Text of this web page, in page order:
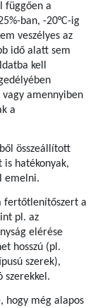
függően a
ban, -20°C-ig
veszélyes az
idő alatt sem
kell
amennyiben
a
összeállított
hatékonyak,
emelni.
fertőtlenítőszert a
pl. az
elérése
hosszú (pl.
szerek),
szerekkel.
hogy még alapos